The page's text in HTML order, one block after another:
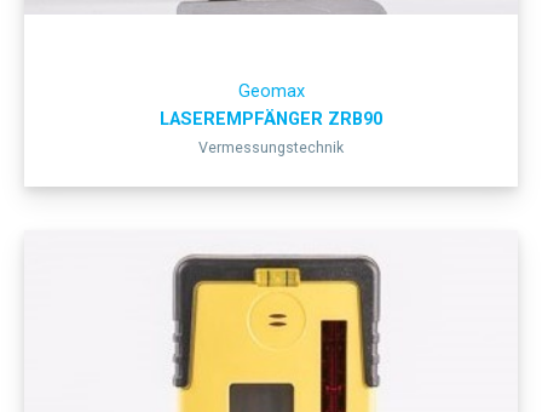
Geomax
LASEREMPFÄNGER ZRB90
Vermessungstechnik